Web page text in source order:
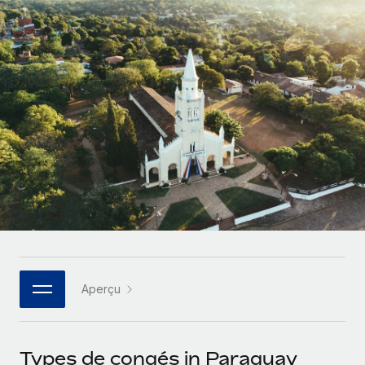
Gestion des freelances
Intégrez et gérez vos freelances partout dans le monde
PEO
Sous-traitez les opérations complexes liées à l’emploi
INFRASTRUCTURE
Intégration Remote
Intégrez vos RH aux flux de travail en toute simplicité
Plateforme
Des fonctions RH clés intégrées pour votre équipe
Connectez n'importe quel outil d’IA à Remote grâce à
notre MCP
Rationalisez vos processus avec des outils essentiels
Comparer Remote
Examinez notre service par rapport aux autres
CROISSANCE
Start-ups
Des solutions agiles et internationales pour les RH et la
paie des entreprises en pleine croissance
Entreprises intermédiaires
Développez vos équipes avec des solutions RH sur
mesure
Entreprise
Les RH à l’international pour les grandes entreprises
Partenaires stratégiques de la tech
pays
Calculateur de paiement des freelances
Découvrez les devises disponibles et les vitesses de
paiement pour vos freelances internationaux
APPRENDRE AVEC REMOTE
Recherche et guides
Études de cas
Checklists et modèles
Descriptions de postes
Nederlands
Français
Deutsch
Español
Italiano
Português (Portugal)
日本語
한국어
Connexion
Aperçu
Types de congés in Paraguay